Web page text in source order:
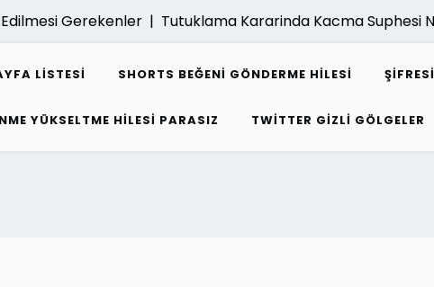
Gerekenler |Tutuklama Kararinda Kacma Suphesi
LISTESI SHORTS BEĞENI GÖNDERME HILESI
YÜKSELTME HILESI PARASIZ TWITTER GIZLI GÖLGELER